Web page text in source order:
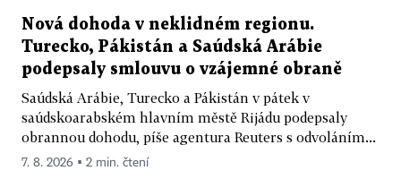
Nová dohoda v neklidném regionu.
Turecko, Pákistán a Saúdská Arábie
podepsaly smlouvu o vzájemné obraně
Saúdská Arábie, Turecko a Pákistán v pátek v
saúdskoarabském hlavním městě Rijádu podepsaly
obrannou dohodu, píše agentura Reuters s odvoláním...
7. 8. 2026 ▪ 2 min. čtení